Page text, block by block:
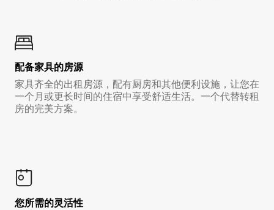
配备家具的房源
家具齐全的出租房源，配有厨房和其他便利设施，让您在
一个月或更长时间的住宿中享受舒适生活。一个代替转租
房的完美方案。
您所需的灵活性